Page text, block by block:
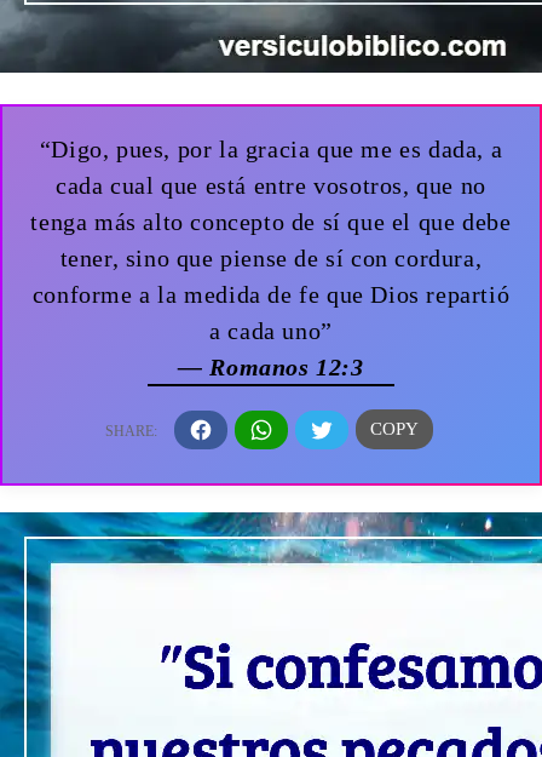
“Digo, pues, por la gracia que me es dada, a
cada cual que está entre vosotros, que no
tenga más alto concepto de sí que el que debe
tener, sino que piense de sí con cordura,
conforme a la medida de fe que Dios repartió
a cada uno”
— Romanos 12:3